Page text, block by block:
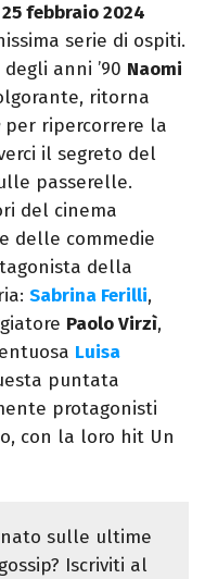
febbraio 2024
serie di ospiti.
anni ’90 Naomi
ritorna
per ripercorrere la
il segreto del
passerelle.
del cinema
delle commedie
della
Sabrina Ferilli,
Paolo Virzì,
Luisa
puntata
protagonisti
con la loro hit Un
sulle ultime
Iscriviti al